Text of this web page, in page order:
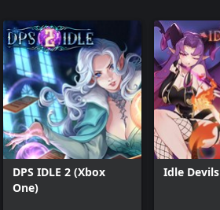
DPS IDLE 2 (Xbox
One)
Idle Devils